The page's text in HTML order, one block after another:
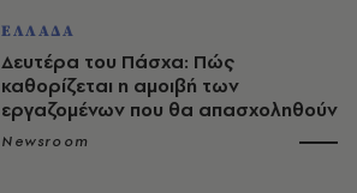
ΕΛΛΑΔΑ
Δευτέρα του Πάσχα: Πώς
καθορίζεται η αμοιβή των
εργαζομένων που θα απασχοληθούν
Newsroom